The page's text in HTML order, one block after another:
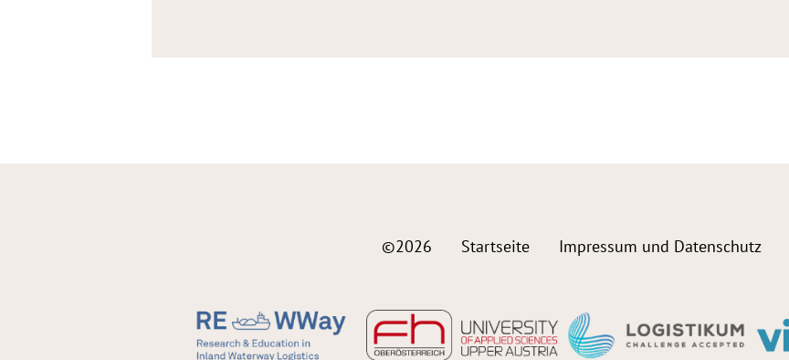
©2026 Startseite Impressum und Datenschutz